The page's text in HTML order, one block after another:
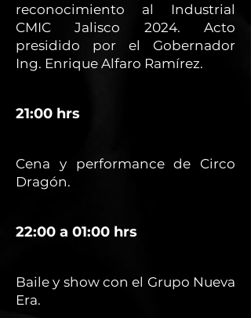
reconocimiento al Industrial
CMIC Jalisco 2024. Acto
presidido por el Gobernador
Ing. Enrique Alfaro Ramírez.
21:00 hrs
Cena y performance de Circo
Dragón.
22:00 a 01:00 hrs
Baile y show con el Grupo Nueva
Era.